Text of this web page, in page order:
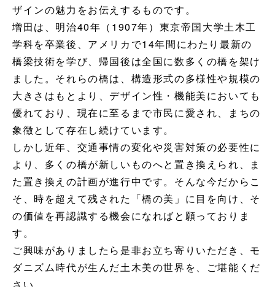
ザインの魅力をお伝えするものです。
増田は、明治40年（1907年）東京帝国大学土木工
学科を卒業後、アメリカで14年間にわたり最新の
橋梁技術を学び、帰国後は全国に数多くの橋を架け
ました。それらの橋は、構造形式の多様性や規模の
大きさはもとより、デザイン性・機能美においても
優れており、現在に至るまで市民に愛され、まちの
象徴として存在し続けています。
しかし近年、交通事情の変化や災害対策の必要性に
より、多くの橋が新しいものへと置き換えられ、ま
た置き換えの計画が進行中です。そんな今だからこ
そ、時を超えて残された「橋の美」に目を向け、そ
の価値を再認識する機会になればと願っておりま
す。
ご興味がありましたら是非お立ち寄りいただき、モ
ダニズム時代が生んだ土木美の世界を、ご堪能くだ
さい。